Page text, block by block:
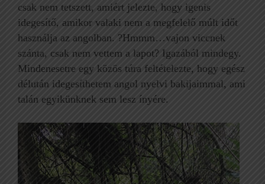
csak nem tetszett, amiért jelezte, hogy igenis
idegesítő, amikor valaki nem a megfelelő múlt időt
használja az angolban. ?Hmmm…vajon viccnek
szánta, csak nem vettem a lapot? Igazából mindegy.
Mindenesetre egy közös túra feltételezte, hogy egész
délután idegesíthetem angol nyelvi bakijaimmal, ami
talán egyikünknek sem lesz ínyére.